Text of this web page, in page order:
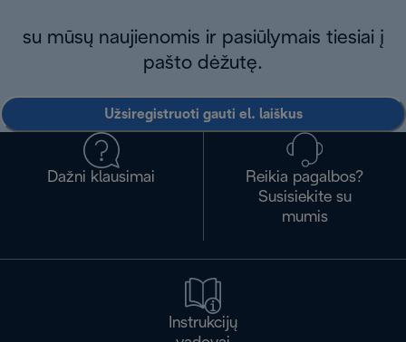
su mūsų naujienomis ir pasiūlymais tiesiai į
pašto dėžutę.
Užsiregistruoti gauti el. laiškus
Dažni klausimai
Reikia pagalbos?
Susisiekite su
mumis
Instrukcijų